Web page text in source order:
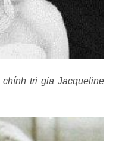
trị gia Jacqueline